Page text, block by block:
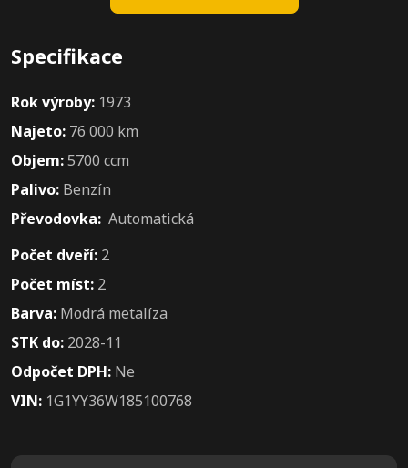
Specifikace
Rok výroby: 1973
Najeto: 76 000 km
Objem:5700 ccm
Palivo: Benzín
Převodovka: Automatická
Počet dveří: 2
Počet míst: 2
Barva: Modrá metalíza
STK do: 2028-11
Odpočet DPH: Ne
VIN: 1G1YY36W185100768